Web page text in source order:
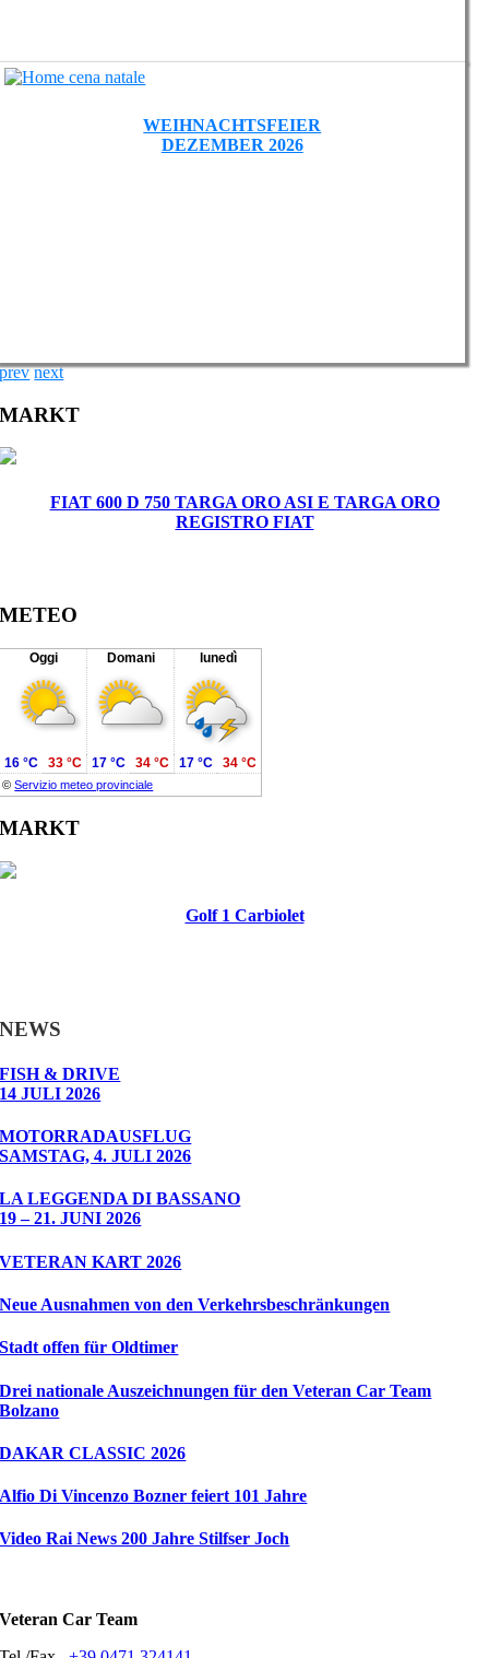
WEIHNACHTSFEIER
DEZEMBER 2026
prev next
MARKT
FIAT 600 D 750 TARGA ORO ASI E TARGA ORO
REGISTRO FIAT
METEO
Oggi Domani lunedì
©Servizio meteo provinciale
16 °C 33 °C 17 °C 34 °C 17 °C 34 °C
MARKT
Golf 1 Carbiolet
NEWS
FISH & DRIVE
14 JULI 2026
MOTORRADAUSFLUG
SAMSTAG, 4. JULI 2026
LA LEGGENDA DI BASSANO
19 – 21. JUNI 2026
VETERAN KART 2026
Neue Ausnahmen von den Verkehrsbeschränkungen
Stadt offen für Oldtimer
Drei nationale Auszeichnungen für den Veteran Car Team
Bolzano
DAKAR CLASSIC 2026
Alfio Di Vincenzo Bozner feiert 101 Jahre
Video Rai News 200 Jahre Stilfser Joch
Veteran Car Team